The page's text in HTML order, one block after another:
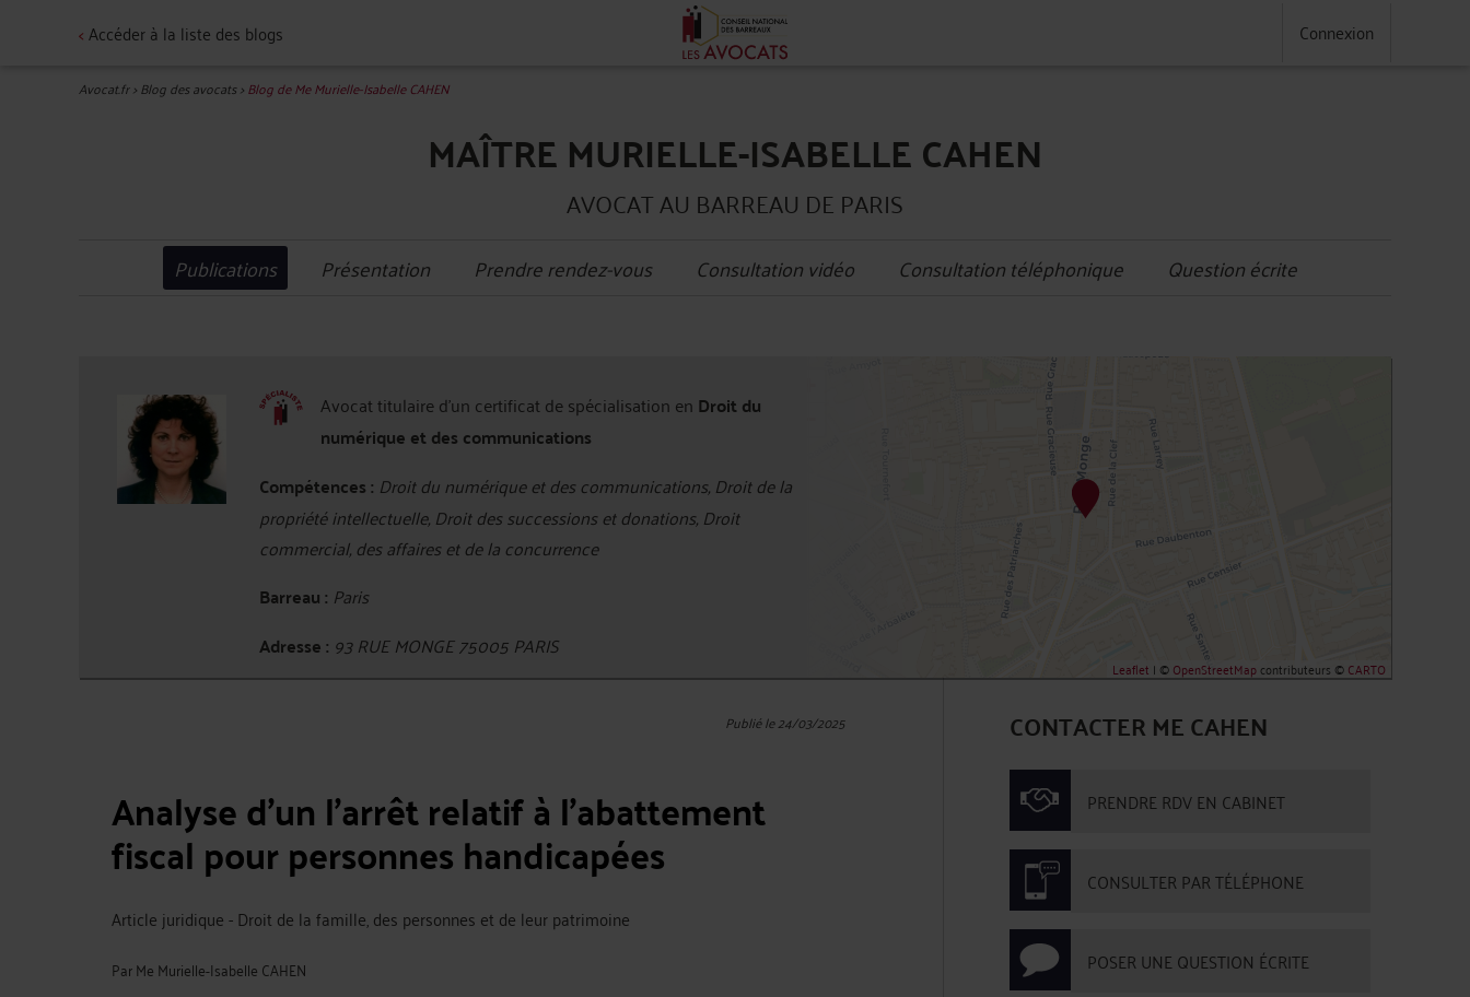
<Accéder à la liste des blogs Connexion
Avocat.fr>Blog des avocats>Blog de Me Murielle-Isabelle CAHEN
MAÎTRE MURIELLE-ISABELLE CAHEN
AVOCAT AU BARREAU DE PARIS
Publications Présentation Prendre rendez-vous Consultation vidéo Consultation téléphonique Question écrite
Avocat titulaire d'un certificat de spécialisation en Droit du
numérique et des communications
Compétences : Droit du numérique et des communications, Droit de la
propriété intellectuelle, Droit des successions et donations, Droit
commercial, des affaires et de la concurrence
Barreau : Paris
Adresse : 93 RUE MONGE 75005 PARIS
Leaflet | ©OpenStreetMapcontributeurs ©CARTO
Publié le 24/03/2025
Analyse d'un l’arrêt relatif à l’abattement
fiscal pour personnes handicapées
Article juridique - Droit de la famille, des personnes et de leur patrimoine
ParMe Murielle-Isabelle CAHEN
CONTACTER ME CAHEN
PRENDRE RDV EN CABINET
CONSULTER PAR TÉLÉPHONE
POSER UNE QUESTION ÉCRITE